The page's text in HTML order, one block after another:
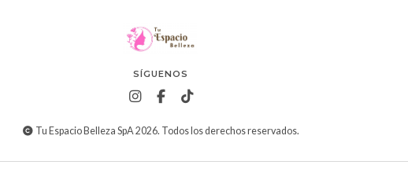
SÍGUENOS
Tu Espacio Belleza SpA 2026. Todos los derechos reservados.